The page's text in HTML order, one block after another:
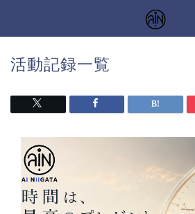
活動記録一覧